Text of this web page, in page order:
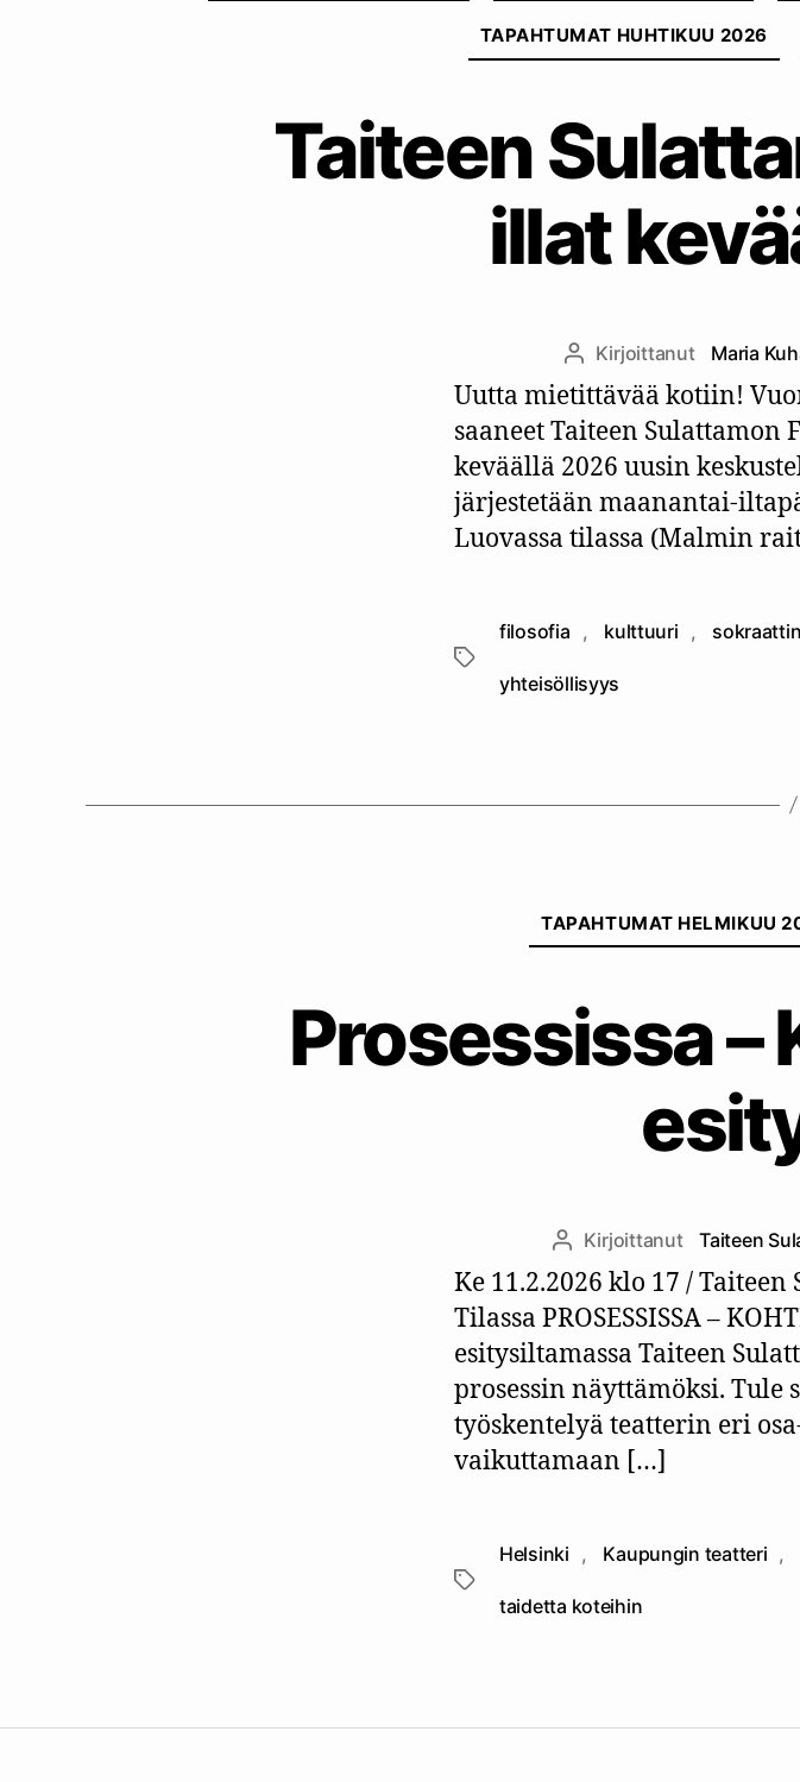
TAPAHTUMAT HUHTIKUU 2026
Taiteen
illat
Kirjoittaja
Kirjoittanut Maria
Uutta mietittävää kotiin!
saaneet Taiteen Sulattamon
keväällä 2026 uusin
järjestetään maanantai-
Luovassa tilassa (Malmin
Avainsanat
filosofia , kulttuuri ,
yhteisöllisyys
TAPAHTUMAT HELMIKUU
Prosessissa –
Kirjoittaja
Kirjoittanut Taiteen
Ke 11.2.2026 klo 17 /
Tilassa PROSESSISSA –
esitysiltamassa Taiteen
prosessin näyttämöksi.
työskentelyä teatterin eri
vaikuttamaan […]
Avainsanat
Helsinki , Kaupungin teatteri ,
taidetta koteihin